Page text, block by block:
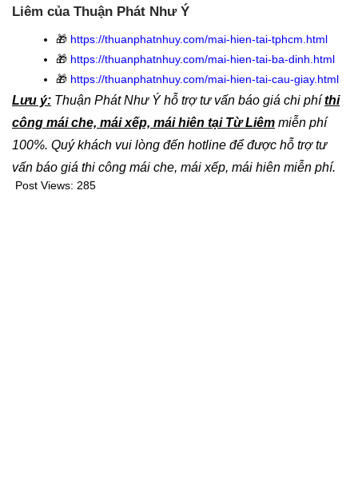
Liêm của Thuận Phát Như Ý
🎁 https://thuanphatnhuy.com/mai-hien-tai-tphcm.html
🎁 https://thuanphatnhuy.com/mai-hien-tai-ba-dinh.html
🎁 https://thuanphatnhuy.com/mai-hien-tai-cau-giay.html
Lưu ý: Thuận Phát Như Ý hỗ trợ tư vấn báo giá chi phíthi
công mái che, mái xếp, mái hiên tại Từ Liêm miễn phí
100%. Quý khách vui lòng đến hotline để được hỗ trợ tư
vấn báo giá thi công mái che, mái xếp, mái hiên miễn phí.
Post Views: 285